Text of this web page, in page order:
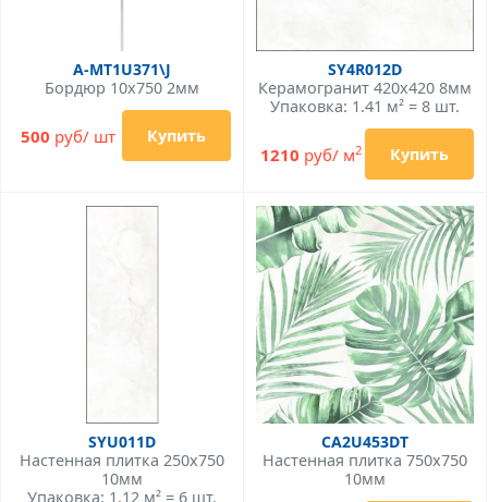
A-MT1U371\J
Бордюр 10x750 2мм
500 руб/ шт Купить
SY4R012D
Керамогранит 420x420 8мм
Упаковка: 1.41 м² = 8 шт.
1210 руб/ м2 Купить
SYU011D
Настенная плитка 250x750
10мм
Упаковка: 1.12 м² = 6 шт.
CA2U453DT
Настенная плитка 750x750
10мм